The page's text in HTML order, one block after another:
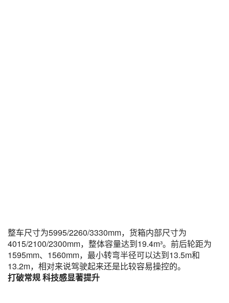
整车尺寸为5995/2260/3330mm，货箱内部尺寸为
4015/2100/2300mm，整体容量达到19.4m³。前后轮距为
1595mm、1560mm，最小转弯半径可以达到13.5m和
13.2m，相对来说驾驶起来还是比较容易操控的。
打破常规 科技感显著提升